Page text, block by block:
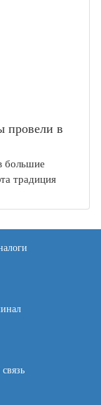
провели в
большие
традиция